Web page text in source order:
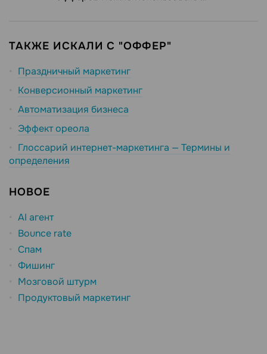
ТАКЖЕ ИСКАЛИ С "ОФФЕР"
Праздничный маркетинг
Конверсионный маркетинг
Автоматизация бизнеса
Эффект ореола
Глоссарий интернет-маркетинга — Термины и
определения
НОВОЕ
AI агент
Bounce rate
Спам
Фишинг
Мозговой штурм
Продуктовый маркетинг